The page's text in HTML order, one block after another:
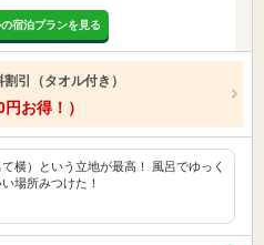
宿泊プランを見る
引（タオル付き）
お得！）
横）という立地が最高！ 風呂でゆっく
場所みつけた！